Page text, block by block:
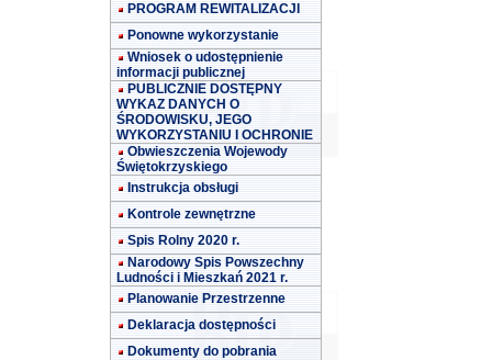
PROGRAM REWITALIZACJI
Ponowne wykorzystanie
Wniosek o udostępnienie
informacji publicznej
PUBLICZNIE DOSTĘPNY
WYKAZ DANYCH O
ŚRODOWISKU, JEGO
WYKORZYSTANIU I OCHRONIE
Obwieszczenia Wojewody
Świętokrzyskiego
Instrukcja obsługi
Kontrole zewnętrzne
Spis Rolny 2020 r.
Narodowy Spis Powszechny
Ludności i Mieszkań 2021 r.
Planowanie Przestrzenne
Deklaracja dostępności
Dokumenty do pobrania